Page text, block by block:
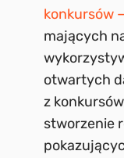
konkursów
mających
otwartych
z
stworzenie